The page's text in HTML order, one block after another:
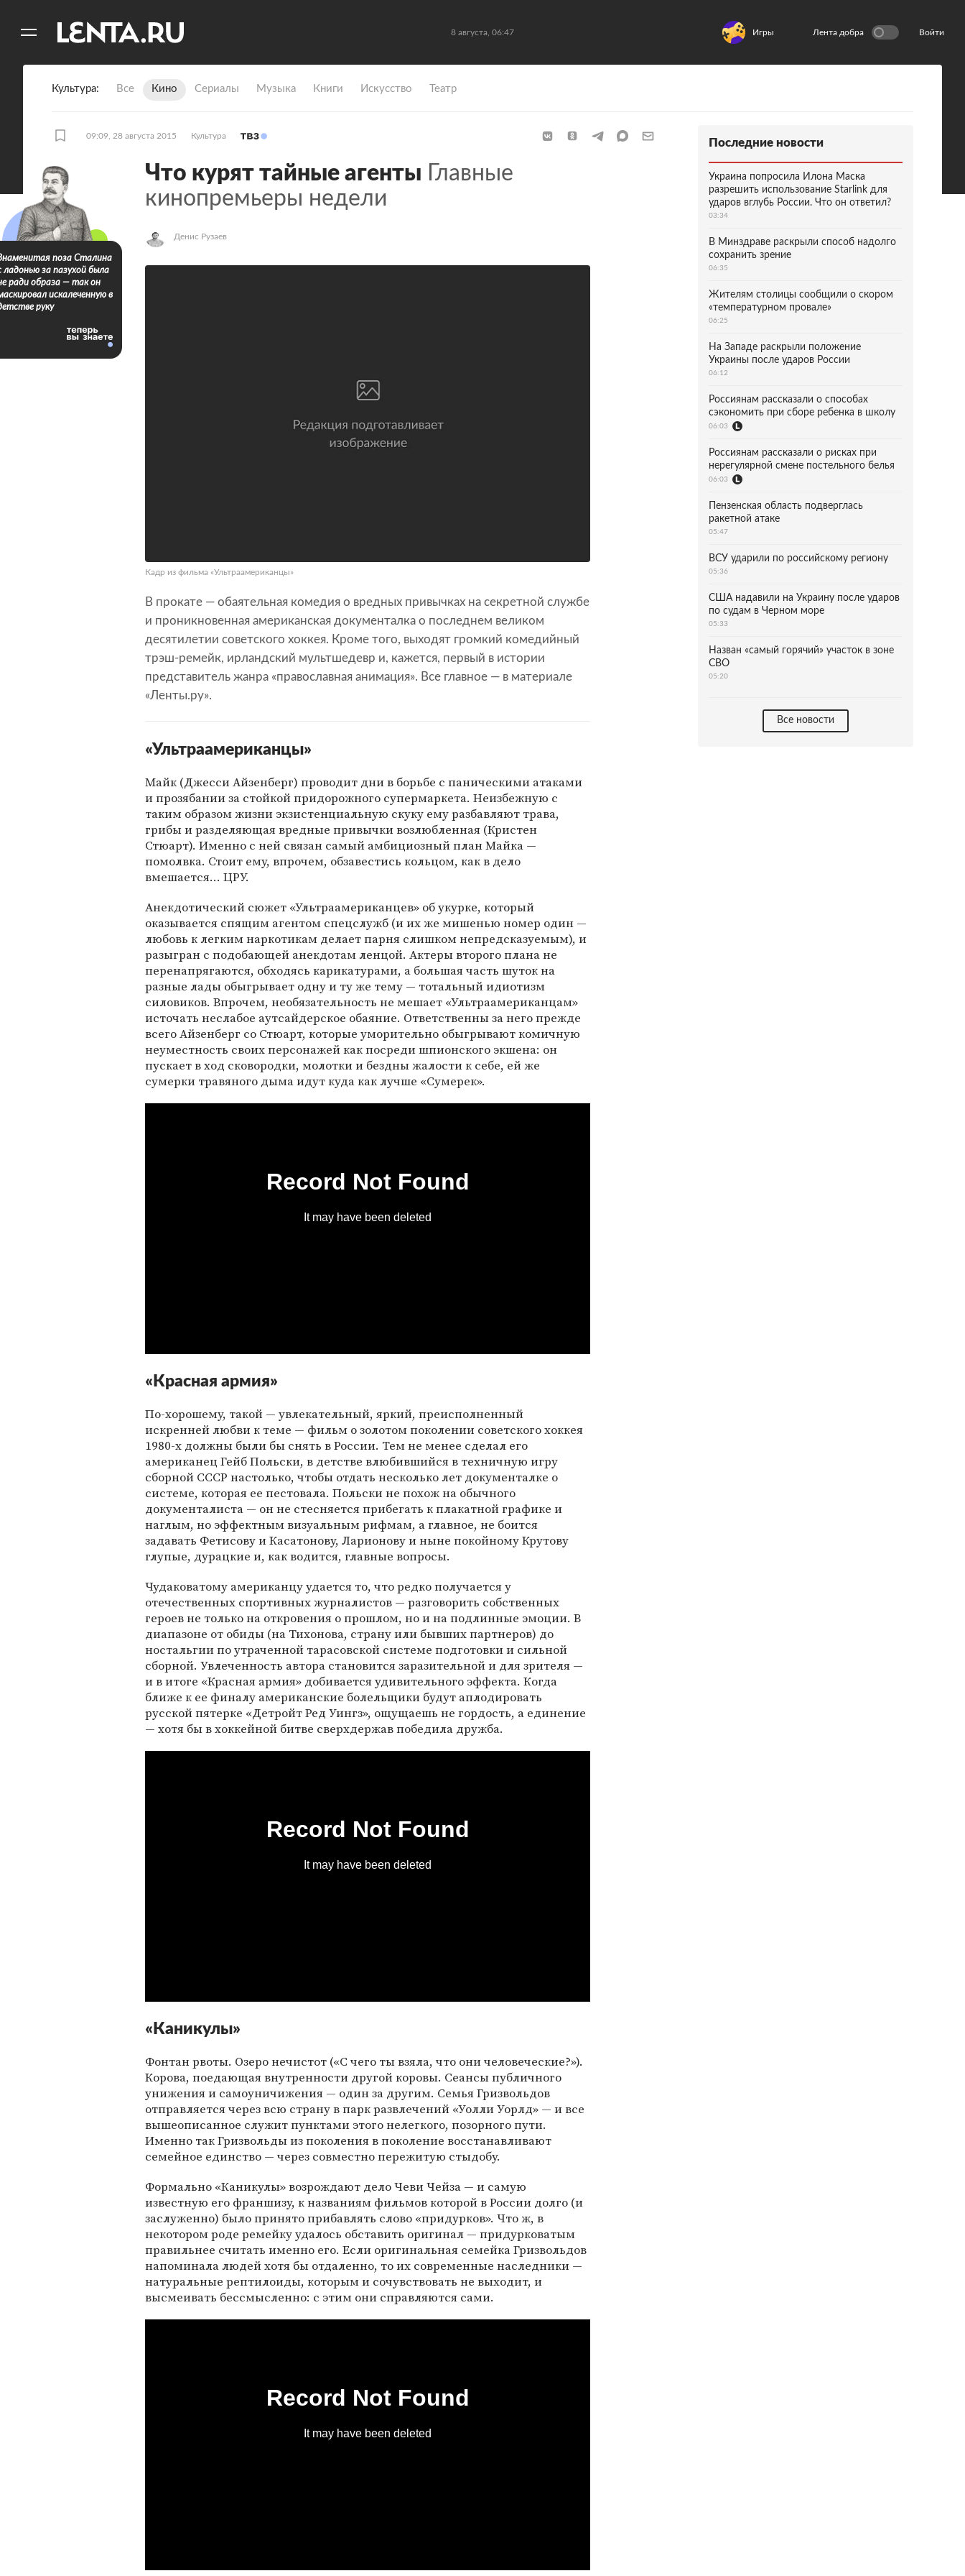
8 августа, 06:47 Игры Лента добра Войти
Культура Все Кино Сериалы Музыка Книги Искусство Театр
09:09, 28 августа 2015 Культура
Что курят тайные агенты Главные
кинопремьеры недели
Денис Рузаев
Кадр из фильма «Ультраамериканцы»
В прокате — обаятельная комедия о вредных привычках на секретной службе
и проникновенная американская документалка о последнем великом
десятилетии советского хоккея. Кроме того, выходят громкий комедийный
трэш-ремейк, ирландский мультшедевр и, кажется, первый в истории
представитель жанра «православная анимация». Все главное — в материале
«Ленты.ру».
«Ультраамериканцы»
Майк (Джесси Айзенберг) проводит дни в борьбе с паническими атаками
и прозябании за стойкой придорожного супермаркета. Неизбежную с
таким образом жизни экзистенциальную скуку ему разбавляют трава,
грибы и разделяющая вредные привычки возлюбленная (Кристен
Стюарт). Именно с ней связан самый амбициозный план Майка —
помолвка. Стоит ему, впрочем, обзавестись кольцом, как в дело
вмешается... ЦРУ.
Анекдотический сюжет «Ультраамериканцев» об укурке, который
оказывается спящим агентом спецслужб (и их же мишенью номер один —
любовь к легким наркотикам делает парня слишком непредсказуемым), и
разыгран с подобающей анекдотам ленцой. Актеры второго плана не
перенапрягаются, обходясь карикатурами, а большая часть шуток на
разные лады обыгрывает одну и ту же тему — тотальный идиотизм
силовиков. Впрочем, необязательность не мешает «Ультраамериканцам»
источать неслабое аутсайдерское обаяние. Ответственны за него прежде
всего Айзенберг со Стюарт, которые уморительно обыгрывают комичную
неуместность своих персонажей как посреди шпионского экшена: он
пускает в ход сковородки, молотки и бездны жалости к себе, ей же
сумерки травяного дыма идут куда как лучше «Сумерек».
«Красная армия»
По-хорошему, такой — увлекательный, яркий, преисполненный
искренней любви к теме — фильм о золотом поколении советского хоккея
1980-х должны были бы снять в России. Тем не менее сделал его
американец Гейб Польски, в детстве влюбившийся в техничную игру
сборной СССР настолько, чтобы отдать несколько лет документалке о
системе, которая ее пестовала. Польски не похож на обычного
документалиста — он не стесняется прибегать к плакатной графике и
наглым, но эффектным визуальным рифмам, а главное, не боится
задавать Фетисову и Касатонову, Ларионову и ныне покойному Крутову
глупые, дурацкие и, как водится, главные вопросы.
Чудаковатому американцу удается то, что редко получается у
отечественных спортивных журналистов — разговорить собственных
героев не только на откровения о прошлом, но и на подлинные эмоции. В
диапазоне от обиды (на Тихонова, страну или бывших партнеров) до
ностальгии по утраченной тарасовской системе подготовки и сильной
сборной. Увлеченность автора становится заразительной и для зрителя —
и в итоге «Красная армия» добивается удивительного эффекта. Когда
ближе к ее финалу американские болельщики будут аплодировать
русской пятерке «Детройт Ред Уингз», ощущаешь не гордость, а единение
— хотя бы в хоккейной битве сверхдержав победила дружба.
«Каникулы»
Фонтан рвоты. Озеро нечистот («С чего ты взяла, что они человеческие?»).
Корова, поедающая внутренности другой коровы. Сеансы публичного
унижения и самоуничижения — один за другим. Семья Гризвольдов
отправляется через всю страну в парк развлечений «Уолли Уорлд» — и все
вышеописанное служит пунктами этого нелегкого, позорного пути.
Именно так Гризвольды из поколения в поколение восстанавливают
семейное единство — через совместно пережитую стыдобу.
Формально «Каникулы» возрождают дело Чеви Чейза — и самую
известную его франшизу, к названиям фильмов которой в России долго (и
заслуженно) было принято прибавлять слово «придурков». Что ж, в
некотором роде ремейку удалось обставить оригинал — придурковатым
правильнее считать именно его. Если оригинальная семейка Гризвольдов
напоминала людей хотя бы отдаленно, то их современные наследники —
натуральные рептилоиды, которым и сочувствовать не выходит, и
высмеивать бессмысленно: с этим они справляются сами.
поза Сталина
ладонью за пазухой была
ради образа — так он
искалеченную в
руку
Последние новости
Украина попросила Илона Маска
разрешить использование Starlink для
ударов вглубь России. Что он ответил?
03:34
В Минздраве раскрыли способ надолго
сохранить зрение
06:35
Жителям столицы сообщили о скором
«температурном провале»
06:25
На Западе раскрыли положение
Украины после ударов России
06:12
Россиянам рассказали о способах
сэкономить при сборе ребенка в школу
06:03
Россиянам рассказали о рисках при
нерегулярной смене постельного белья
06:03
Пензенская область подверглась
ракетной атаке
05:47
ВСУ ударили по российскому региону
05:36
США надавили на Украину после ударов
по судам в Черном море
05:33
Назван «самый горячий» участок в зоне
СВО
05:20
Все новости